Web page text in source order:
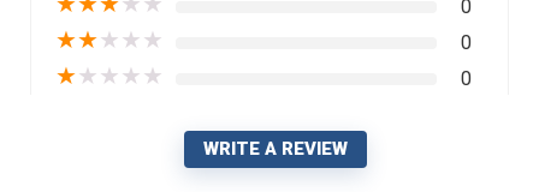
0
★★★★★ 0
★★★★★ 0
WRITE A REVIEW